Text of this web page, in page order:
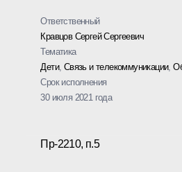
Ответственный
Кравцов Сергей Сергеевич
Тематика
Дети, Связь и телекоммуникации,
Срок исполнения
30 июля 2021 года
Пр-2210, п.5